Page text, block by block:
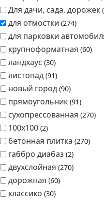
30 на 30 30
брусчатка 94
вибролитая 270
вибропрессованная 270
Для дачи, сада, дорожек
для отмостки
для парковки автомобиля
крупноформатная
ландхаус 30
листопад 91
новый город 90
прямоугольник 91
сухопрессованная
100х100 2
бетонная плитка